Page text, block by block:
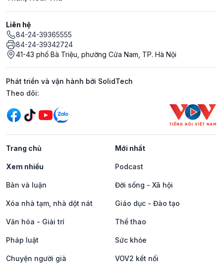
Liên hệ
84-24-39365555
84-24-39342724
41-43 phố Bà Triệu, phường Cửa Nam, TP. Hà Nội
Phát triển và vận hành bởi SolidTech
Mạng xã hội
Theo dõi:
Trang chủ Mới nhất
Xem nhiều Podcast
Bàn và luận Đời sống - Xã hội
Xóa nhà tạm, nhà dột nát Giáo dục - Đào tạo
Văn hóa - Giải trí Thể thao
Pháp luật Sức khỏe
Chuyện người già VOV2 kết nối